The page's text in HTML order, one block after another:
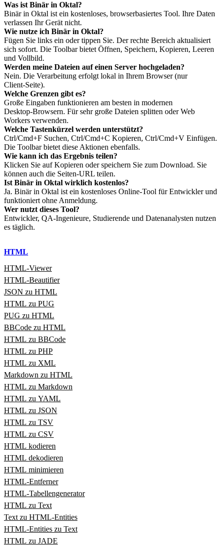
Was ist Binär in Oktal?
Binär in Oktal ist ein kostenloses, browserbasiertes Tool. Ihre Daten
verlassen Ihr Gerät nicht.
Wie nutze ich Binär in Oktal?
Fügen Sie links ein oder tippen Sie. Der rechte Bereich aktualisiert
sich sofort. Die Toolbar bietet Öffnen, Speichern, Kopieren, Leeren
und Vollbild.
Werden meine Dateien auf einen Server hochgeladen?
Nein. Die Verarbeitung erfolgt lokal in Ihrem Browser (nur
Client‑Seite).
Welche Grenzen gibt es?
Große Eingaben funktionieren am besten in modernen
Desktop‑Browsern. Für sehr große Dateien splitten oder Web
Workers verwenden.
Welche Tastenkürzel werden unterstützt?
Ctrl/Cmd+F Suchen, Ctrl/Cmd+C Kopieren, Ctrl/Cmd+V Einfügen.
Die Toolbar bietet diese Aktionen ebenfalls.
Wie kann ich das Ergebnis teilen?
Klicken Sie auf Kopieren oder speichern Sie zum Download. Sie
können auch die Seiten‑URL teilen.
Ist Binär in Oktal wirklich kostenlos?
Ja. Binär in Oktal ist ein kostenloses Online‑Tool für Entwickler und
funktioniert ohne Anmeldung.
Wer nutzt dieses Tool?
Entwickler, QA‑Ingenieure, Studierende und Datenanalysten nutzen
es täglich.
HTML
HTML‑Viewer
HTML‑Beautifier
JSON zu HTML
HTML zu PUG
PUG zu HTML
BBCode zu HTML
HTML zu BBCode
HTML zu PHP
HTML zu XML
Markdown zu HTML
HTML zu Markdown
HTML zu YAML
HTML zu JSON
HTML zu TSV
HTML zu CSV
HTML kodieren
HTML dekodieren
HTML minimieren
HTML‑Entferner
HTML‑Tabellengenerator
HTML zu Text
Text zu HTML‑Entities
HTML‑Entities zu Text
HTML zu JADE